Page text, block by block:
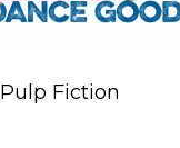
Pulp Fiction